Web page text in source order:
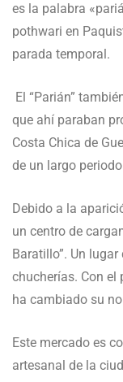
es la palabra
pothwari en
parada temporal.
El “Parián”
que ahí paraban
Costa Chica de
de un largo
Debido a la
un centro de
Baratillo”. Un
chucherías. Con el
ha cambiado su
Este mercado es
artesanal de la